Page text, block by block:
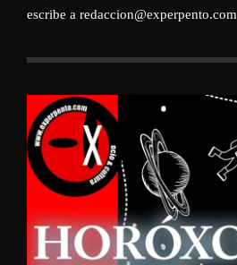
escribe a redaccion@experpento.com